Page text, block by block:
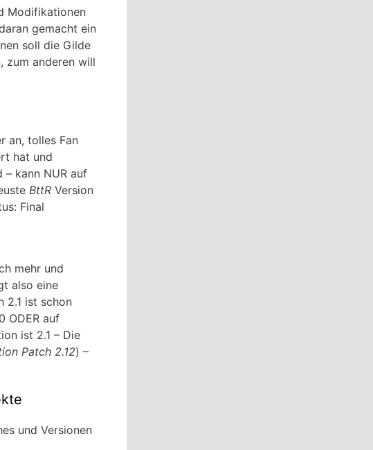
Modifikationen
gemacht ein
soll die Gilde
zum anderen will
an, tolles Fan
hat und
kann NUR auf
BttR Version
Final
mehr und
also eine
2.1 ist schon
ODER auf
ist 2.1 – Die
Patch 2.12) –
und Versionen